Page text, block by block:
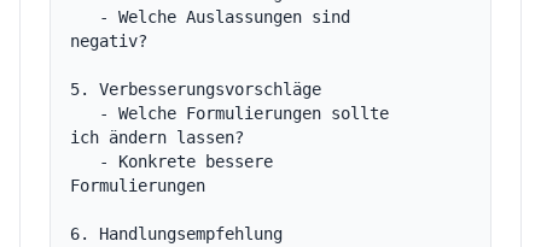
negativ?
5. Verbesserungsvorschläge
ich ändern lassen?
Formulierungen
6. Handlungsempfehlung